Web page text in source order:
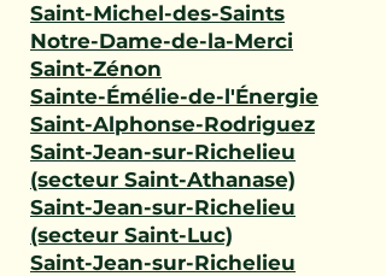
Saint-Michel-des-Saints
Notre-Dame-de-la-Merci
Saint-Zénon
Sainte-Émélie-de-l'Énergie
Saint-Alphonse-Rodriguez
Saint-Jean-sur-Richelieu
(secteur Saint-Athanase)
Saint-Jean-sur-Richelieu
(secteur Saint-Luc)
Saint-Jean-sur-Richelieu